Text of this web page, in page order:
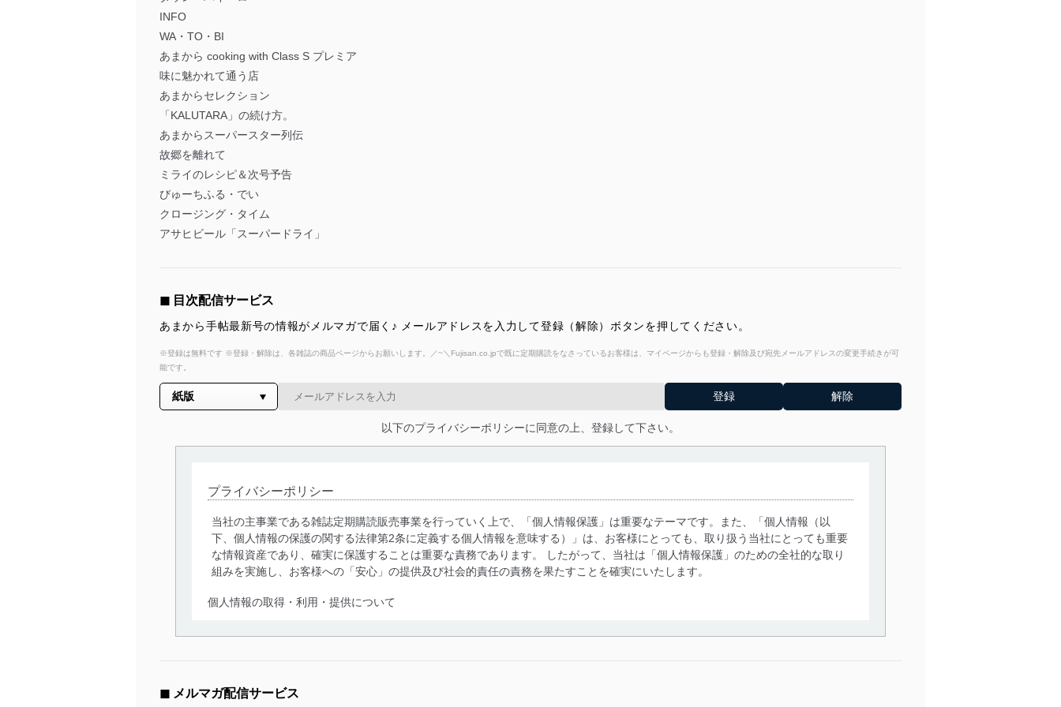
INFO
WA・TO・BI
あまから cooking with Class S プレミア
味に魅かれて通う店
あまからセレクション
「KALUTARA」の続け方。
あまからスーパースター列伝
故郷を離れて
ミライのレシピ＆次号予告
びゅーちふる・でい
クロージング・タイム
アサヒビール「スーパードライ」
◼︎ 目次配信サービス
あまから手帖最新号の情報がメルマガで届く♪ メールアドレスを入力して登録（解除）ボタンを押してください。
※登録は無料です ※登録・解除は、各雑誌の商品ページからお願いします。／~＼Fujisan.co.jpで既に定期購読をなさっているお客様は、マイページからも登録・解除及び宛先メールアドレスの変更手続きが可
能です。
以下のプライバシーポリシーに同意の上、登録して下さい。
プライバシーポリシー
当社の主事業である雑誌定期購読販売事業を行っていく上で、「個人情報保護」は重要なテーマです。また、「個人情報（以
下、個人情報の保護の関する法律第2条に定義する個人情報を意味する）」は、お客様にとっても、取り扱う当社にとっても重要
な情報資産であり、確実に保護することは重要な責務であります。 したがって、当社は「個人情報保護」のための全社的な取り
組みを実施し、お客様への「安心」の提供及び社会的責任の責務を果たすことを確実にいたします。
個人情報の取得・利用・提供について
当社は、個人情報の取得・利用・提供に際して、その利用目的を明確にし、本人の同意を得たうえで利用目的の達成に必要な範
◼︎ メルマガ配信サービス